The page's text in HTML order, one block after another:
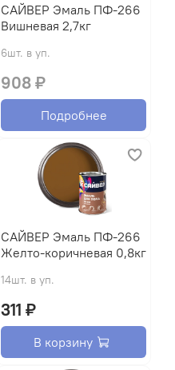
САЙВЕР Эмаль ПФ-266
Вишневая 2,7кг
6шт. в уп.
908 ₽
Подробнее
САЙВЕР Эмаль ПФ-266
Желто-коричневая 0,8кг
14шт. в уп.
311 ₽
В корзину